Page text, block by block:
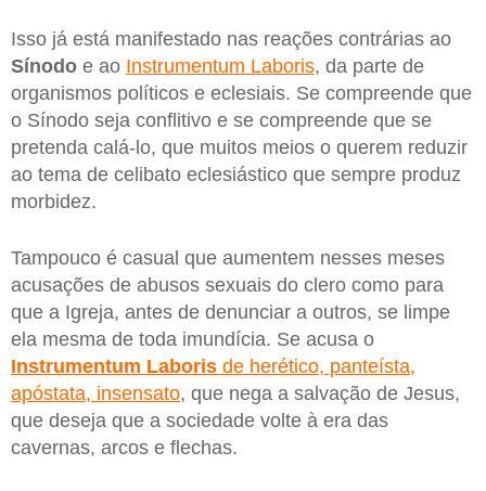
Isso já está manifestado nas reações contrárias ao
Sínodo e ao Instrumentum Laboris, da parte de
organismos políticos e eclesiais. Se compreende que
o Sínodo seja conflitivo e se compreende que se
pretenda calá-lo, que muitos meios o querem reduzir
ao tema de celibato eclesiástico que sempre produz
morbidez.
Tampouco é casual que aumentem nesses meses
acusações de abusos sexuais do clero como para
que a Igreja, antes de denunciar a outros, se limpe
ela mesma de toda imundícia. Se acusa o
Instrumentum Laboris de herético, panteísta,
apóstata, insensato, que nega a salvação de Jesus,
que deseja que a sociedade volte à era das
cavernas, arcos e flechas.